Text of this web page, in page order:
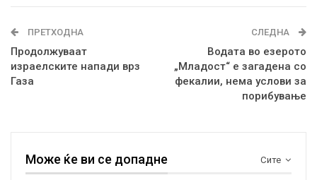
ПРЕТХОДНА
Продолжуваат
израелските напади врз
Газа
СЛЕДНА
Водата во езерото
„Младост“ е загадена со
фекалии, нема услови за
порибување
Сите
Може ќе ви се допадне